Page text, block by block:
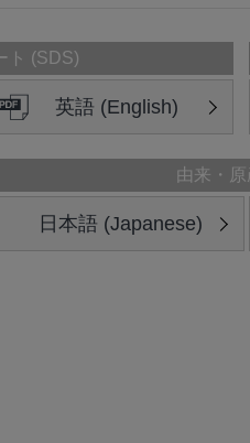
ト (SDS)
英語 (English)
由来・
日本語 (Japanese)